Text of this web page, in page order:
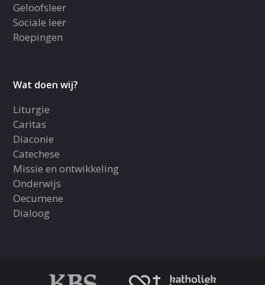
Geloofsleer
Sociale leer
Roepingen
Wat doen wij?
Liturgie
Caritas
Diaconie
Catechese
Missie en ontwikkeling
Onderwijs
Oecumene
Dialoog